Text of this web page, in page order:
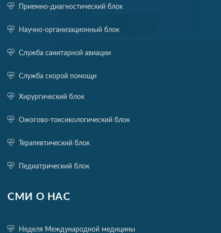
Приемно-диагностический блок
Научно-организационный блок
Служба санитарной авиации
Служба скорой помощи
Хирургический блок
Ожогово-токсикологический блок
Терапевтический блок
Педиатрический блок
СМИ О НАС
Неделя Международной медицины